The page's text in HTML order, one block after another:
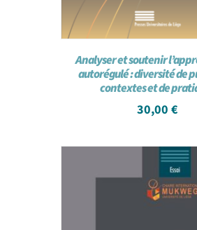
Analyser et soutenir
autorégulé : diversité de
contextes et de
30,00€